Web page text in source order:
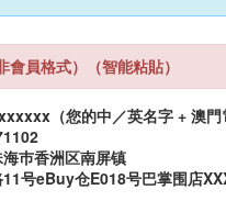
員格式）（智能粘貼）